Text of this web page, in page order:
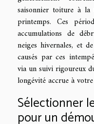
saisonnier toiture à
printemps. Ces
accumulations de
neiges hivernales, et
causés par ces
via un suivi rigoureux
longévité accrue à
Sélectionner
pour un